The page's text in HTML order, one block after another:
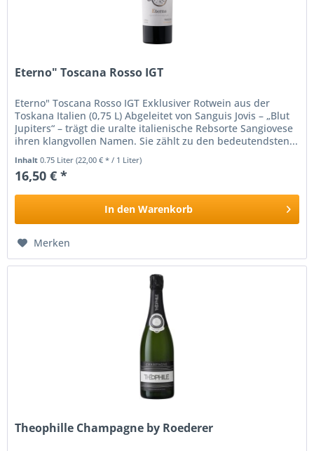
Eterno" Toscana Rosso IGT
Eterno" Toscana Rosso IGT Exklusiver Rotwein aus der
Toskana Italien (0,75 L) Abgeleitet von Sanguis Jovis – „Blut
Jupiters“ – trägt die uralte italienische Rebsorte Sangiovese
ihren klangvollen Namen. Sie zählt zu den bedeutendsten...
Inhalt0.75 Liter(22,00 € * / 1 Liter)
16,50 € *
In den Warenkorb
Merken
Theophille Champagne by Roederer